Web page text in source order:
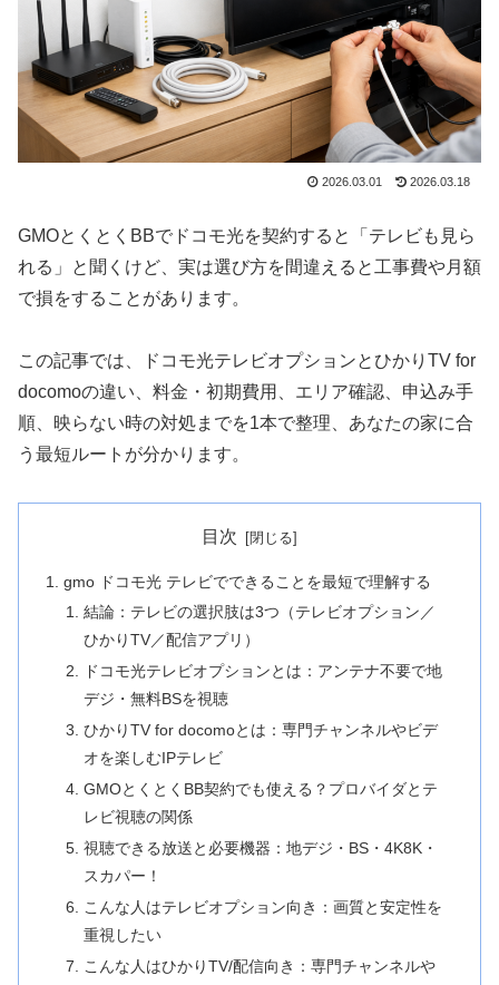
2026.03.01 2026.03.18
GMOとくとくBBでドコモ光を契約すると「テレビも見ら
れる」と聞くけど、実は選び方を間違えると工事費や月額
で損をすることがあります。
この記事では、ドコモ光テレビオプションとひかりTV for
docomoの違い、料金・初期費用、エリア確認、申込み手
順、映らない時の対処までを1本で整理、あなたの家に合
う最短ルートが分かります。
目次
gmo ドコモ光 テレビでできることを最短で理解する
結論：テレビの選択肢は3つ（テレビオプション／
ひかりTV／配信アプリ）
ドコモ光テレビオプションとは：アンテナ不要で地
デジ・無料BSを視聴
ひかりTV for docomoとは：専門チャンネルやビデ
オを楽しむIPテレビ
GMOとくとくBB契約でも使える？プロバイダとテ
レビ視聴の関係
視聴できる放送と必要機器：地デジ・BS・4K8K・
スカパー！
こんな人はテレビオプション向き：画質と安定性を
重視したい
こんな人はひかりTV/配信向き：専門チャンネルや